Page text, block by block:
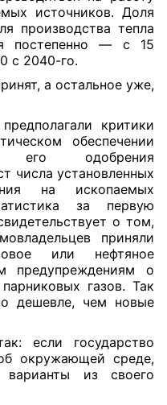
источников. Доля
производства тепла
постепенно — с 15
с 2040-го.
а остальное уже,
критики
обеспечении
его одобрения
числа установленных
на ископаемых
за первую
о том,
приняли
или нефтяное
предупреждениям о
газов. Так
дешевле, чем новые
если государство
окружающей среде,
варианты из своего